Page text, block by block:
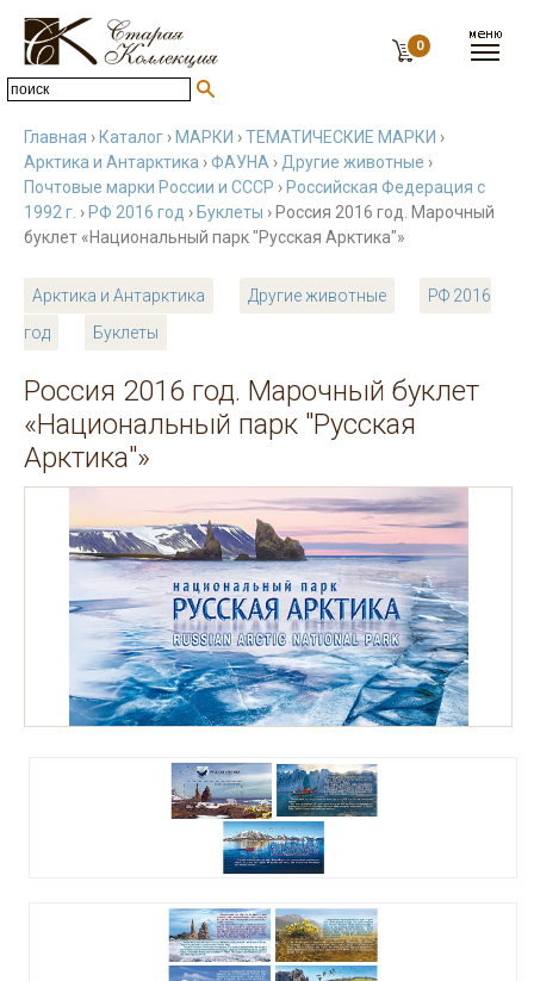
0
Главная › Каталог › МАРКИ ›ТЕМАТИЧЕСКИЕ МАРКИ ›
Арктика и Антарктика ›ФАУНА › Другие животные ›
Почтовые марки России и СССР › Российская Федерация с
1992 г. › РФ 2016 год › Буклеты › Россия 2016 год. Марочный
буклет «Национальный парк "Русская Арктика"»
Арктика и Антарктика Другие животные
РФ 2016
год
Буклеты
Россия 2016 год. Марочный буклет
«Национальный парк "Русская
Арктика"»